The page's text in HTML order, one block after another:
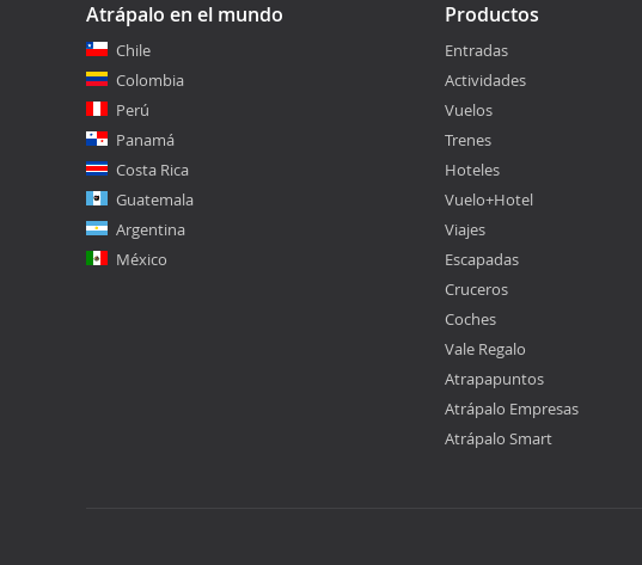
Atrápalo en el mundo
Chile
Colombia
Perú
Panamá
Costa Rica
Guatemala
Argentina
México
Productos
Entradas
Actividades
Vuelos
Trenes
Hoteles
Vuelo+Hotel
Viajes
Escapadas
Cruceros
Coches
Vale Regalo
Atrapapuntos
Atrápalo Empresas
Atrápalo Smart